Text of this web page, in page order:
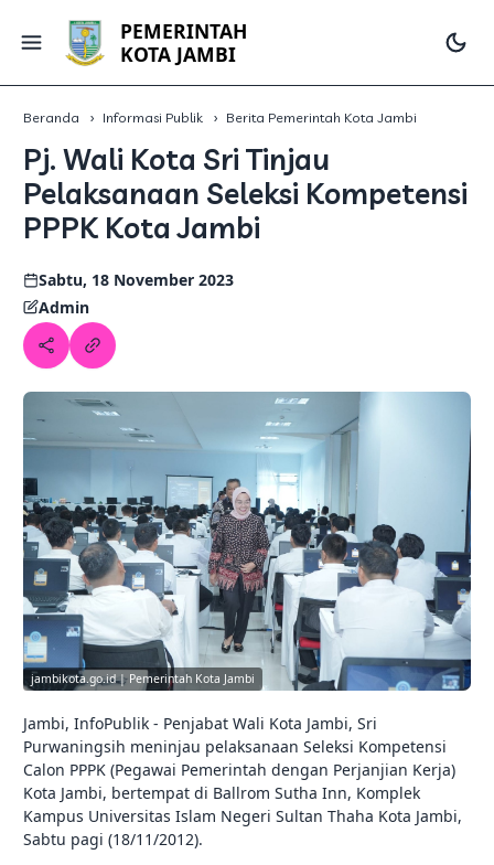
PEMERINTAH
KOTA JAMBI
Beranda Informasi Publik Berita Pemerintah Kota Jambi
Pj. Wali Kota Sri Tinjau
Pelaksanaan Seleksi Kompetensi
PPPK Kota Jambi
Sabtu, 18 November 2023
Admin
jambikota.go.id | Pemerintah Kota Jambi
Jambi, InfoPublik - Penjabat Wali Kota Jambi, Sri
Purwaningsih meninjau pelaksanaan Seleksi Kompetensi
Calon PPPK (Pegawai Pemerintah dengan Perjanjian Kerja)
Kota Jambi, bertempat di Ballrom Sutha Inn, Komplek
Kampus Universitas Islam Negeri Sultan Thaha Kota Jambi,
Sabtu pagi (18/11/2012).